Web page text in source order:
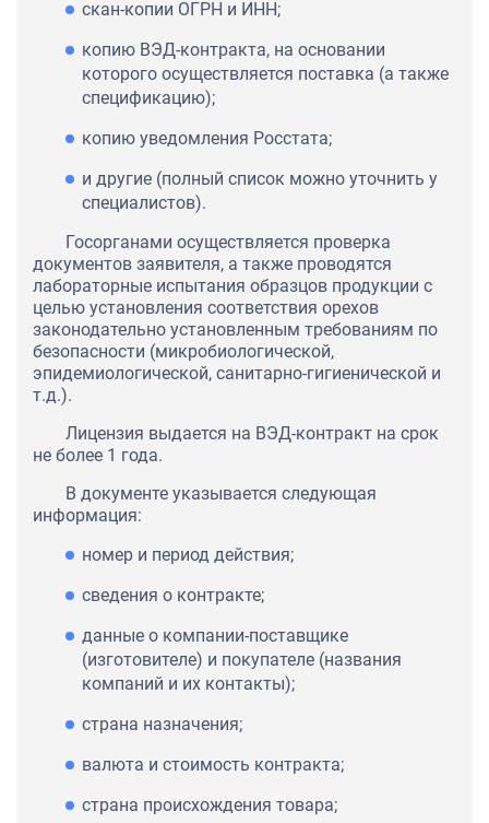
скан-копии ОГРН и ИНН;
копию ВЭД-контракта, на основании
которого осуществляется поставка (а также
спецификацию);
копию уведомления Росстата;
и другие (полный список можно уточнить у
специалистов).
Госорганами осуществляется проверка
документов заявителя, а также проводятся
лабораторные испытания образцов продукции с
целью установления соответствия орехов
законодательно установленным требованиям по
безопасности (микробиологической,
эпидемиологической, санитарно-гигиенической и
т.д.).
Лицензия выдается на ВЭД-контракт на срок
не более 1 года.
В документе указывается следующая
информация:
номер и период действия;
сведения о контракте;
данные о компании-поставщике
(изготовителе) и покупателе (названия
компаний и их контакты);
страна назначения;
валюта и стоимость контракта;
страна происхождения товара;